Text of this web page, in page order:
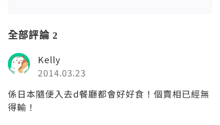
全部評論 2
Kelly
2014.03.23
係日本隨便入去d餐廳都會好好食！個賣相已經無
得輸！